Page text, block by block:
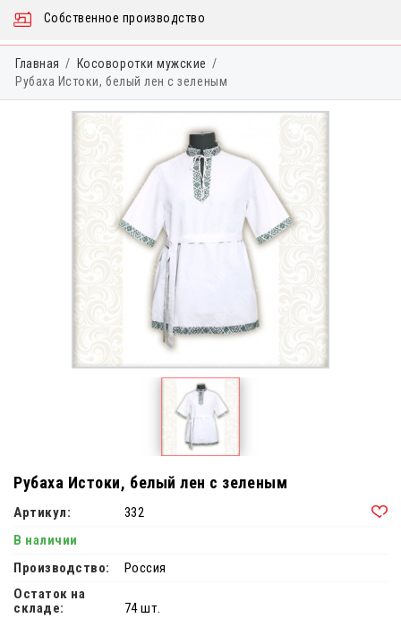
Собственное производство
Главная
Косоворотки мужские
Рубаха Истоки, белый лен с зеленым
Рубаха Истоки, белый лен с зеленым
Артикул:
332
В наличии
Производство:
Россия
Остаток на
складе:
74 шт.